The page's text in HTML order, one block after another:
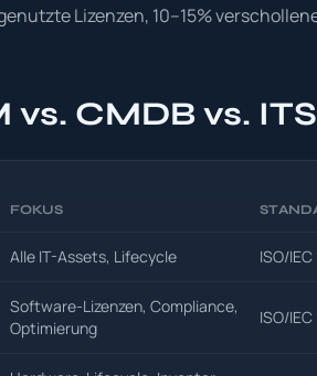
Lizenzen, 10–15%
vs. CMDB vs.
FOKUS
Alle IT-Assets, Lifecycle ISO/IEC
Software-Lizenzen, Compliance,
Optimierung
ISO/IEC